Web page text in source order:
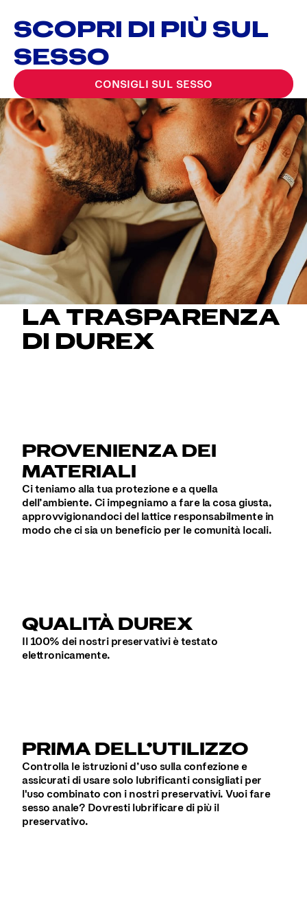
SCOPRI DI PIÙ SUL
SESSO
CONSIGLI SUL SESSO
LA TRASPARENZA
DI DUREX
PROVENIENZA DEI
MATERIALI
Ci teniamo alla tua protezione e a quella
dell’ambiente. Ci impegniamo a fare la cosa giusta,
approvvigionandoci del lattice responsabilmente in
modo che ci sia un beneficio per le comunità locali.
QUALITÀ DUREX
Il 100% dei nostri preservativi è testato
elettronicamente.
PRIMA DELL’UTILIZZO
Controlla le istruzioni d’uso sulla confezione e
assicurati di usare solo lubrificanti consigliati per
l'uso combinato con i nostri preservativi. Vuoi fare
sesso anale? Dovresti lubrificare di più il
preservativo.